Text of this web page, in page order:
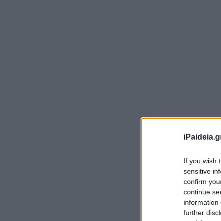
If you wish
sensitive
confirm
continue
information
further